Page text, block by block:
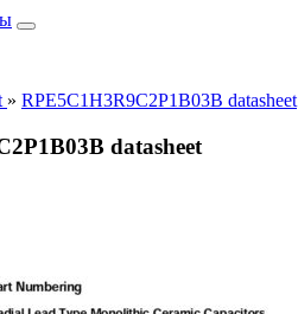
» RPE5C1H3R9C2P1B03B datasheet
datasheet